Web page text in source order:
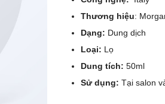
Thương hiệu:
Dạng: Dung dịch
Loại: Lọ
Dung tích: 50ml
Sử dụng: Tại salon